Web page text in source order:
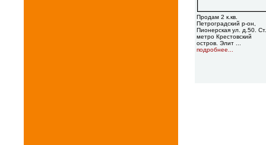
Продам 2 к.кв.
Петроградский р-он,
Пионерская ул. д.50. Ст.
метро Крестовский
остров. Элит ...
подробнее...